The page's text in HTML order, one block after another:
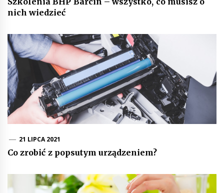
nich wiedzieć
21 LIPCA 2021
Co zrobić z popsutym urządzeniem?